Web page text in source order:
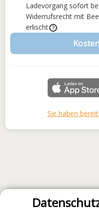
Ladevorgang sofort
Widerrufsrecht mit
erlischt
? .
Sie haben